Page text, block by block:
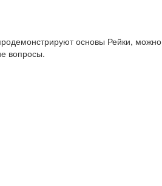
основы Рейки, можно
вопросы.